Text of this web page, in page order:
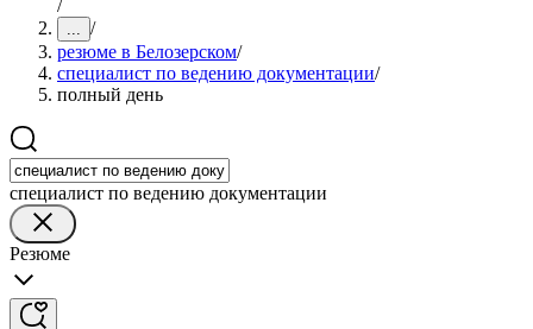
/
... /
резюме в Белозерском/
специалист по ведению документации/
полный день
специалист по ведению документации
Резюме